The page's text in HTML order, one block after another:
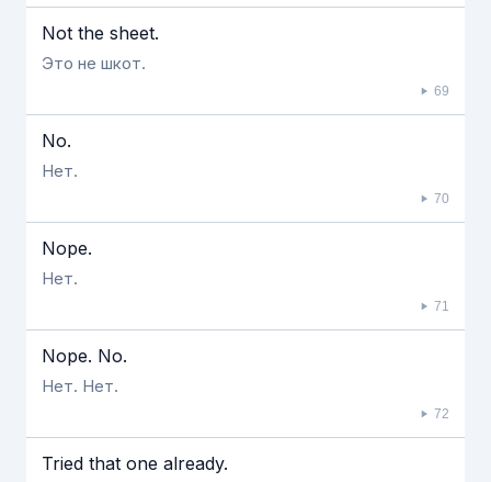
Not the sheet.
Это не шкот.
69
No.
Нет.
70
Nope.
Нет.
71
Nope. No.
Нет. Нет.
72
Tried that one already.